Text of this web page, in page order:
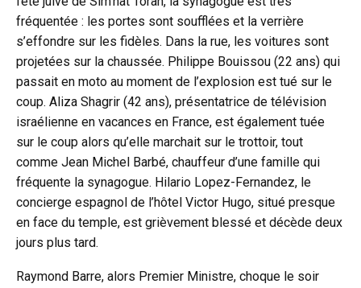
fréquentée : les portes sont soufflées et la verrière
s’effondre sur les fidèles. Dans la rue, les voitures sont
projetées sur la chaussée. Philippe Bouissou (22 ans) qui
passait en moto au moment de l’explosion est tué sur le
coup. Aliza Shagrir (42 ans), présentatrice de télévision
israélienne en vacances en France, est également tuée
sur le coup alors qu’elle marchait sur le trottoir, tout
comme Jean Michel Barbé, chauffeur d’une famille qui
fréquente la synagogue. Hilario Lopez-Fernandez, le
concierge espagnol de l’hôtel Victor Hugo, situé presque
en face du temple, est grièvement blessé et décède deux
jours plus tard.
Raymond Barre, alors Premier Ministre, choque le soir